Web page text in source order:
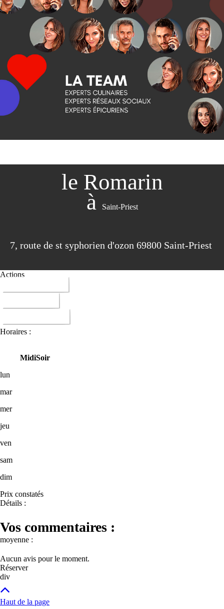
le Romarin
à
Saint-Priest
7, route de st syphorien d'ozon 69800 Saint-Priest
Actions
Horaires :
MidiSoir
lun
mar
mer
jeu
ven
sam
dim
Prix constatés
Détails :
Vos commentaires :
moyenne :
Aucun avis pour le moment.
Réserver
div
Haut de la page